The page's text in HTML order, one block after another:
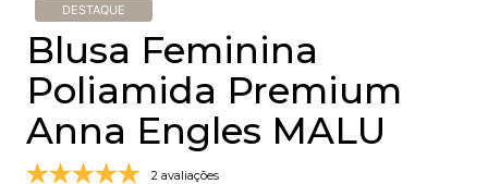
DESTAQUE
Blusa Feminina
Poliamida Premium
Anna Engles MALU
2 avaliações